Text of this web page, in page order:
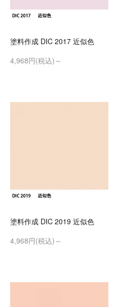
塗料作成 DIC 2017 近似色
4,968円(税込)～
塗料作成 DIC 2019 近似色
4,968円(税込)～